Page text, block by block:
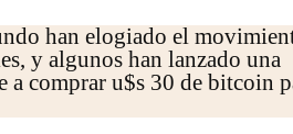
han elogiado el
y algunos han lanzado una
a comprar u$s 30 de bitcoin